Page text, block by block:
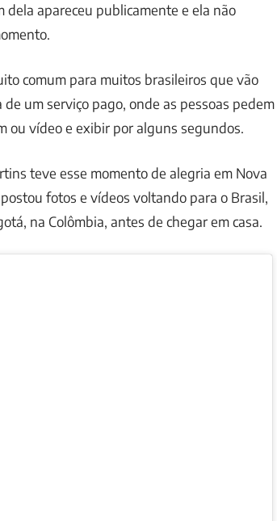
dela apareceu publicamente e ela não
comum para muitos brasileiros que vão
um serviço pago, onde as pessoas pedem
ou vídeo e exibir por alguns segundos.
teve esse momento de alegria em Nova
fotos e vídeos voltando para o Brasil,
na Colômbia, antes de chegar em casa.